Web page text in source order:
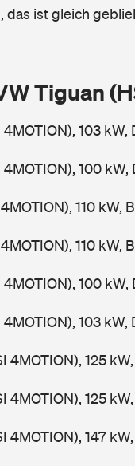
, das ist gleich
Tiguan
103 kW,
100 kW,
110 kW,
110 kW,
100 kW,
103 kW,
4MOTION), 125
4MOTION), 125
4MOTION), 147